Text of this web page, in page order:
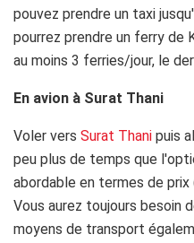
pouvez prendre un taxi
pourrez prendre un ferry de
au moins 3 ferries/jour, le
En avion à Surat Thani
Voler vers Surat Thani puis
peu plus de temps que
abordable en termes de
Vous aurez toujours besoin
moyens de transport